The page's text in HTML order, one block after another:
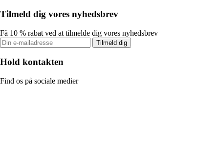
Tilmeld dig vores nyhedsbrev
Få 10 % rabat ved at tilmelde dig vores nyhedsbrev
Tilmeld dig
Hold kontakten
Find os på sociale medier